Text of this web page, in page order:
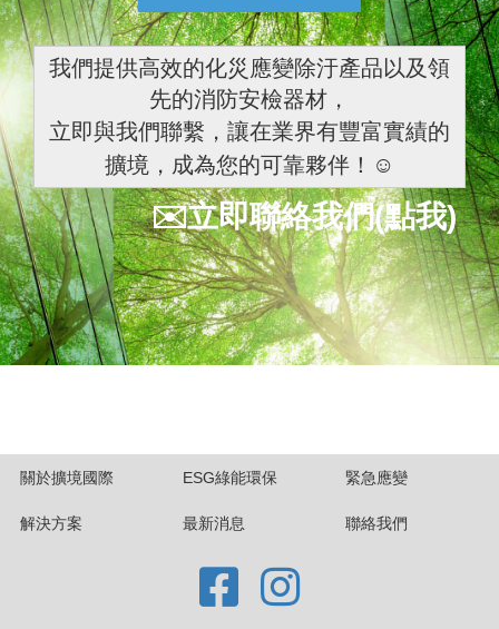
我們提供高效的化災應變除汙產品以及領
先的消防安檢器材，
立即與我們聯繫，讓在業界有豐富實績的
擴境，成為您的可靠夥伴！☺️
✉️立即聯絡我們(點我)
關於擴境國際 ESG綠能環保 緊急應變
解決方案 最新消息 聯絡我們